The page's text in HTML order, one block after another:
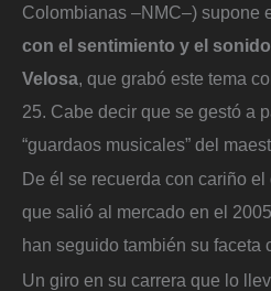
Colombianas –NMC–) supone
con el sentimiento y el
Velosa, que grabó este tema
25. Cabe decir que se gestó a
“guardaos musicales” del
De él se recuerda con cariño el
que salió al mercado en el
han seguido también su faceta
Un giro en su carrera que lo